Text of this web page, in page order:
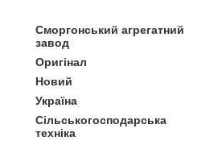
Сморгонський агрегатний
завод
Оригінал
Новий
Україна
Сільськогосподарська
техніка